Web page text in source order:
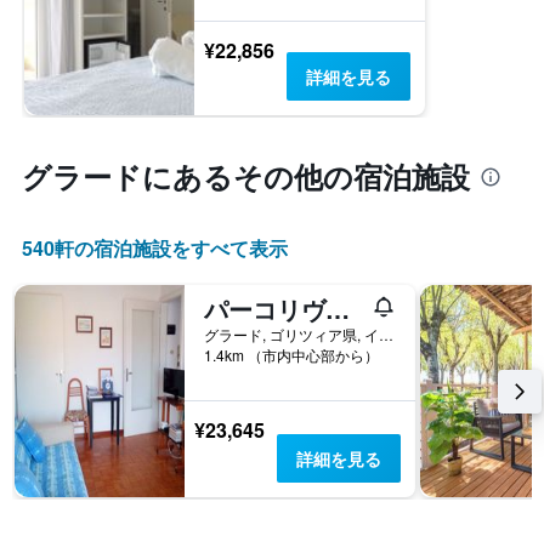
金
を
表
て
い
¥22,856
詳細を見る
グラード​にあるその他の宿泊施設
540​軒の宿泊施設をすべて表示
パーコリヴァダンドロアパートメント
グラード, ゴリツィア県, イタリア
1.4km （市内中心部から）
¥23,645
詳細を見る